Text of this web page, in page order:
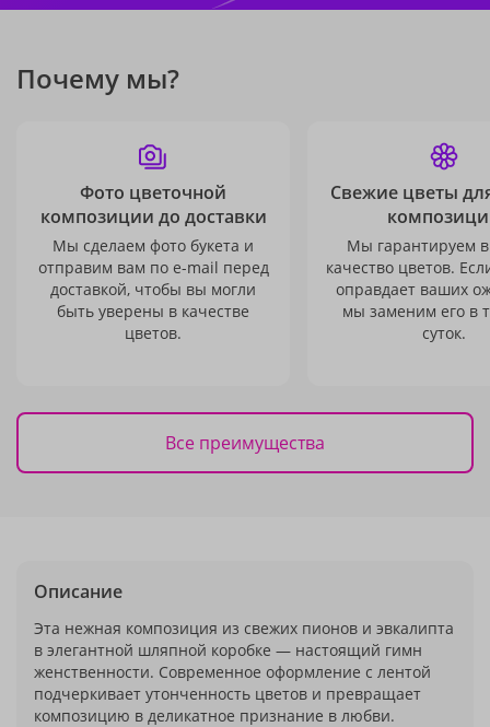
Почему мы?
Фото цветочной
композиции до доставки
Мы сделаем фото букета и
отправим вам по e-mail перед
доставкой, чтобы вы могли
быть уверены в качестве
цветов.
Свежие цветы
Мы гарантируем
качество цветов.
оправдает ваших
мы заменим его в
суток.
Все преимущества
Описание
Эта нежная композиция из свежих пионов и эвкалипта
в элегантной шляпной коробке — настоящий гимн
женственности. Современное оформление с лентой
подчеркивает утонченность цветов и превращает
композицию в деликатное признание в любви.